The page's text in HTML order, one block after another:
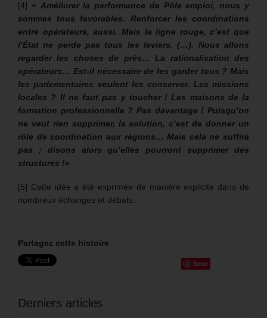
[4] « Améliorer la performance de Pôle emploi, nous y
sommes tous favorables. Renforcer les coordinations
entre opérateurs, aussi. Mais la ligne rouge, c’est que
l’État ne perde pas tous les leviers. (…). Nous allons
regarder les choses de près… La rationalisation des
opérateurs… Est-il nécessaire de les garder tous ? Mais
les parlementaires veulent les conserver. Les missions
locales ? Il ne faut pas y toucher ! Les maisons de la
formation professionnelle ? Pas davantage ! Puisqu’on
ne veut rien supprimer, la solution, c’est de donner un
rôle de coordination aux régions… Mais cela ne suffira
pas ; disons alors qu’elles pourront supprimer des
structures !»
[5] Cette idée a été exprimée de manière explicite dans de
nombreux échanges et débats.
Partagez cette histoire
Save
Derniers articles